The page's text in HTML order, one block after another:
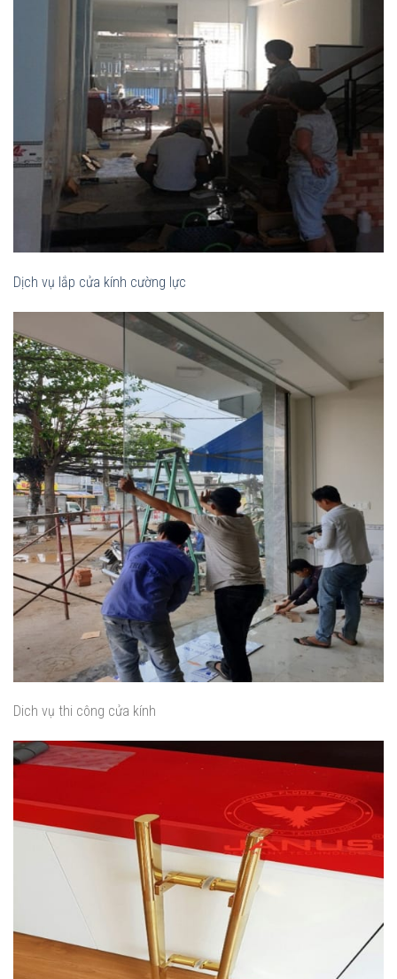
Dịch vụ lắp cửa kính cường lực
Dich vụ thi công cửa kính